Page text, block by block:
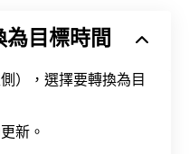
目標時間
），選擇要轉換為目
新。